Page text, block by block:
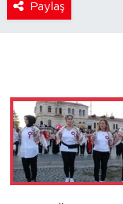
Paylaş